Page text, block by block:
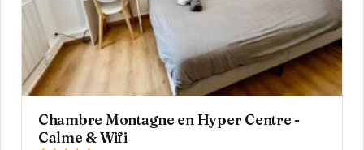
Chambre Montagne en Hyper Centre -
Calme & Wifi